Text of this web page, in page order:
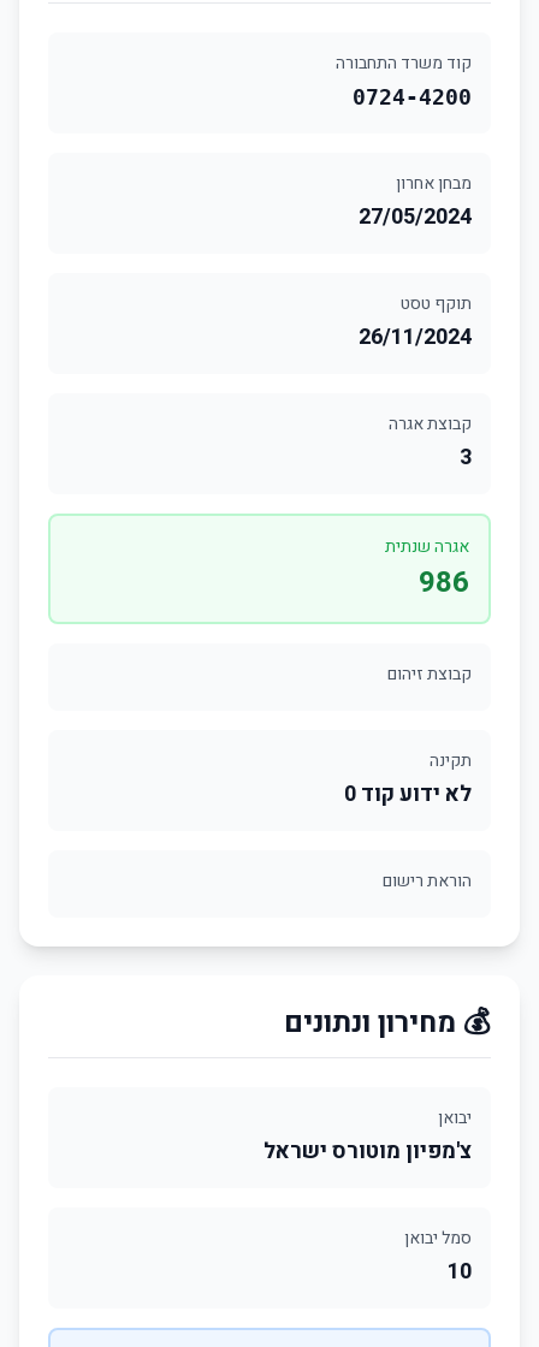
קוד משרד התחבורה
0724-4200
מבחן אחרון
27/05/2024
תוקף טסט
26/11/2024
קבוצת אגרה
3
אגרה שנתית
986
קבוצת זיהום
תקינה
לא ידוע קוד 0
הוראת רישום
💰 מחירון ונתונים
יבואן
צ'מפיון מוטורס ישראל
סמל יבואן
10